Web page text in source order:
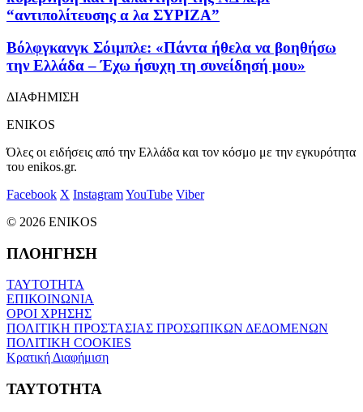
“αντιπολίτευσης α λα ΣΥΡΙΖΑ”
Βόλφγκανγκ Σόιμπλε: «Πάντα ήθελα να βοηθήσω
την Ελλάδα – Έχω ήσυχη τη συνείδησή μου»
ΔΙΑΦΗΜΙΣΗ
ENIKOS
Όλες οι ειδήσεις από την Ελλάδα και τον κόσμο με την εγκυρότητα
του enikos.gr.
Facebook X InstagramYouTube Viber
© 2026 ENIKOS
ΠΛΟΗΓΗΣΗ
ΤΑΥΤΟΤΗΤΑ
ΕΠΙΚΟΙΝΩΝΙΑ
ΟΡΟΙ ΧΡΗΣΗΣ
ΠΟΛΙΤΙΚΗ ΠΡΟΣΤΑΣΙΑΣ ΠΡΟΣΩΠΙΚΩΝ ΔΕΔΟΜΕΝΩΝ
ΠΟΛΙΤΙΚΗ COOKIES
Κρατική Διαφήμιση
ΤΑΥΤΟΤΗΤΑ